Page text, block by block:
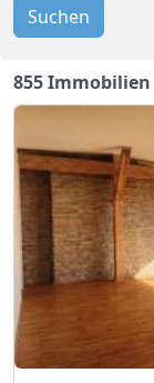
Suchen
855 Immobilien